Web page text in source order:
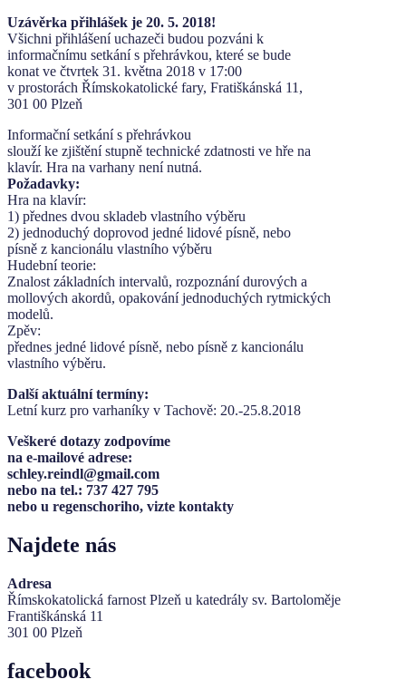
Uzávěrka přihlášek je 20. 5. 2018!
Všichni přihlášení uchazeči budou pozváni k
informačnímu setkání s přehrávkou, které se bude
konat ve čtvrtek 31. května 2018 v 17:00
v prostorách Římskokatolické fary, Fratiškánská 11,
301 00 Plzeň
Informační setkání s přehrávkou
slouží ke zjištění stupně technické zdatnosti ve hře na
klavír. Hra na varhany není nutná.
Požadavky:
Hra na klavír:
1) přednes dvou skladeb vlastního výběru
2) jednoduchý doprovod jedné lidové písně, nebo
písně z kancionálu vlastního výběru
Hudební teorie:
Znalost základních intervalů, rozpoznání durových a
mollových akordů, opakování jednoduchých rytmických
modelů.
Zpěv:
přednes jedné lidové písně, nebo písně z kancionálu
vlastního výběru.
Další aktuální termíny:
Letní kurz pro varhaníky v Tachově: 20.-25.8.2018
Veškeré dotazy zodpovíme
na e-mailové adrese:
schley.reindl@gmail.com
nebo na tel.: 737 427 795
nebo u regenschoriho, vizte kontakty
Najdete nás
Adresa
Římskokatolická farnost Plzeň u katedrály sv. Bartoloměje
Františkánská 11
301 00 Plzeň
facebook